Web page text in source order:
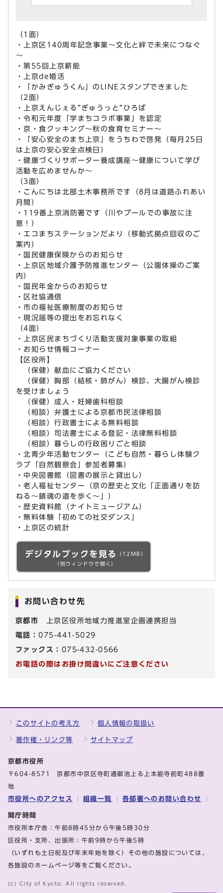
（1面）
・上京区140周年記念事業～文化と絆で未来につなぐ
～
・第55回上京薪能
・上京de婚活
・「かみぎゅうくん」のLINEスタンプできました
（2面）
・上京えんじぇる”ぎゅうっと”ひろば
・令和元年度「学まちコラボ事業」を認定
・京・食クッキング～秋の食育セミナー～
・「安心安全のまち上京」をうちわで啓発（毎月25日
は上京の安心安全点検日）
・健康づくりサポーター養成講座～健康について学び
活動を広めませんか～
（3面）
・こんにちは北部土木事務所です（8月は道路ふれあい
月間）
・119番上京消防署です（川やプールでの事故に注
意！）
・エコまちステーションだより（移動式拠点回収のご
案内）
・国民健康保険からのお知らせ
・上京区地域介護予防推進センター（公園体操のご案
内）
・国民年金からのお知らせ
・区社協通信
・市の福祉医療制度のお知らせ
・現況届等の提出をお忘れなく
（4面）
・上京区民まちづくり活動支援対象事業の取組
・お知らせ情報コーナー
【区役所】
（保健）献血にご協力ください
（保健）胸部（結核・肺がん）検診、大腸がん検診
を受けましょう
（保健）成人・妊婦歯科相談
（相談）弁護士による京都市民法律相談
（相談）行政書士による無料相談
（相談）司法書士による登記・法律無料相談
（相談）暮らしの行政困りごと相談
・北青少年活動センター（こども自然・暮らし体験ク
ラブ「自然観察会」参加者募集）
・中央図書館（図書の展示と貸出し）
・老人福祉センター（京の歴史と文化「正面通りを訪
ねる～鎮魂の道を歩く～」）
・歴史資料館（ナイトミュージアム）
・無料体験「初めての社交ダンス」
・上京区の統計
デジタルブックを見る
（12MB）
（別ウィンドウで開く）
お問い合わせ先
京都市 上京区役所地域力推進室企画連携担当
電話：075-441-5029
ファックス： 075-432-0566
お電話の際はお掛け間違いにご注意ください
このサイトの考え方 個人情報の取扱い
著作権・リンク等 サイトマップ
京都市役所
〒604-8571 京都市中京区寺町通御池上る上本能寺前町488番
地
市役所へのアクセス 組織一覧 各部署へのお問い合わせ
開庁時間
市役所本庁舎：午前8時45分から午後5時30分
区役所・支所、出張所：午前9時から午後5時
（いずれも土日祝及び年末年始を除く）その他の施設については、
各施設のホームページ等をご覧ください。
(c) City of Kyoto. All rights reserved.